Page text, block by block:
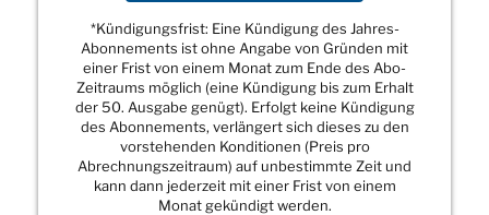
*Kündigungsfrist: Eine Kündigung des Jahres-
Abonnements ist ohne Angabe von Gründen mit
einer Frist von einem Monat zum Ende des Abo-
Zeitraums möglich (eine Kündigung bis zum Erhalt
der 50. Ausgabe genügt). Erfolgt keine Kündigung
des Abonnements, verlängert sich dieses zu den
vorstehenden Konditionen (Preis pro
Abrechnungszeitraum) auf unbestimmte Zeit und
kann dann jederzeit mit einer Frist von einem
Monat gekündigt werden.